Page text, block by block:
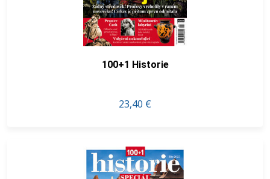
100+1 Historie
23,40 €